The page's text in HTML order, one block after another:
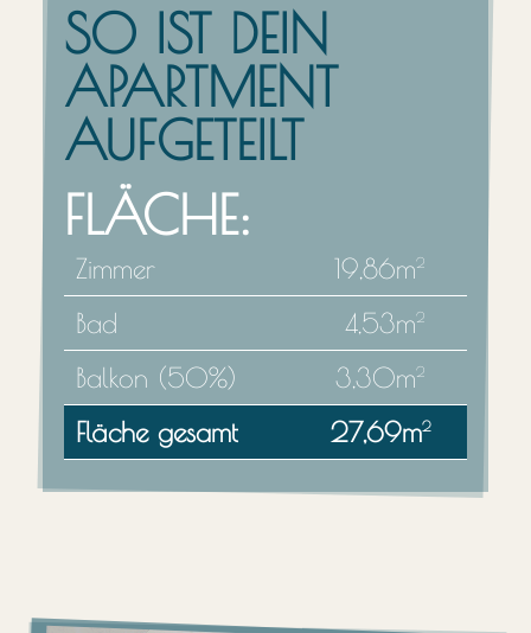
SO IST DEIN
APARTMENT
AUFGETEILT
FLÄCHE:
Zimmer 19,86m2
Bad 4,53m2
Balkon (50%) 3,30m2
Fläche gesamt 27,69m2